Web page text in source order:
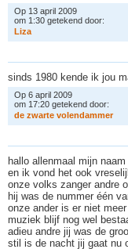
Op 13 april 2009
om 1:30 getekend door:
Liza
sinds 1980 kende ik jou
Op 6 april 2009
om 17:20 getekend door:
de zwarte volendammer
hallo allenmaal mijn
en ik vond het ook
onze volks zanger andre
hij was de nummer één
onze ander is er niet
muziek blijf nog wel
adieu andre jij was de
stil is de nacht jij gaat nu